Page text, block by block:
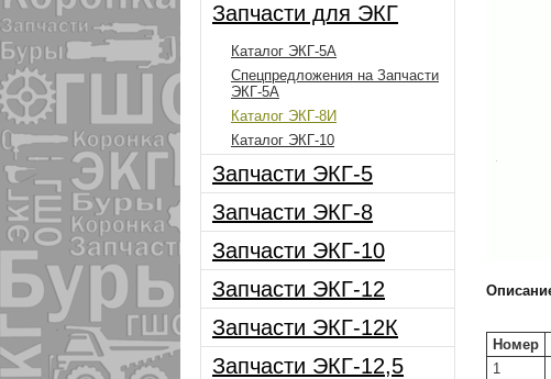
Запчасти для ЭКГ
Каталог ЭКГ-5А
Спецпредложения на Запчасти
ЭКГ-5А
Каталог ЭКГ-8И
Каталог ЭКГ-10
Запчасти ЭКГ-5
Запчасти ЭКГ-8
Запчасти ЭКГ-10
Запчасти ЭКГ-12
Запчасти ЭКГ-12К
Запчасти ЭКГ-12,5
Номер
1